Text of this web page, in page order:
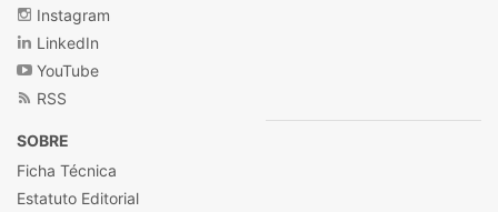
Instagram
LinkedIn
YouTube
RSS
SOBRE
Ficha Técnica
Estatuto Editorial